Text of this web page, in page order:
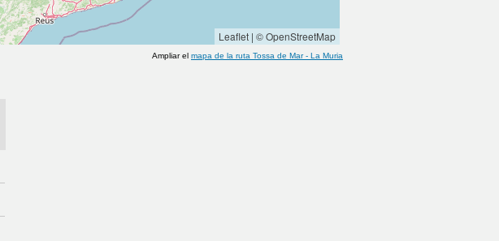
Leaflet | © OpenStreetMap
Ampliar el mapa de la ruta Tossa de Mar- La Muria